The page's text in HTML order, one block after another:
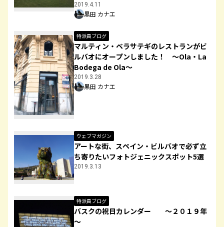
2019.4.11
黒田 カナエ
特派員ブログ
マルティン・ベラサテギのレストランがビ
ルバオにオープンしました！ ～Ola・La
Bodega de Ola～
2019.3.28
黒田 カナエ
ウェブマガジン
アートな街、スペイン・ビルバオで必ず立
ち寄りたいフォトジェニックスポット5選
2019.3.13
特派員ブログ
バスクの祝日カレンダー ～２０１９年
～